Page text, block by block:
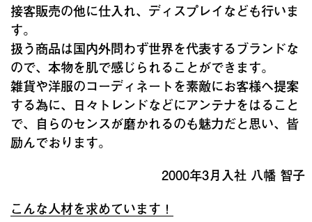
接客販売の他に仕入れ、ディスプレイなども行いま
す。
扱う商品は国内外問わず世界を代表するブランドな
ので、本物を肌で感じられることができます。
雑貨や洋服のコーディネートを素敵にお客様へ提案
する為に、日々トレンドなどにアンテナをはること
で、自らのセンスが磨かれるのも魅力だと思い、皆
励んでおります。
2000年3月入社 八幡 智子
こんな人材を求めています！